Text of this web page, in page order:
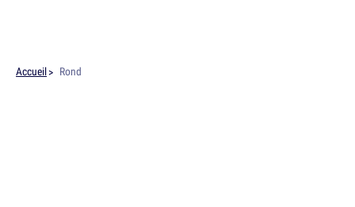
Accueil Rond